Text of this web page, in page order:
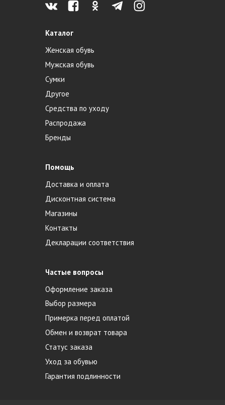
Каталог
Женская обувь
Мужская обувь
Сумки
Другое
Средства по уходу
Распродажа
Бренды
Помощь
Доставка и оплата
Дисконтная система
Магазины
Контакты
Декларации соответствия
Частые вопросы
Оформление заказа
Выбор размера
Примерка перед оплатой
Обмен и возврат товара
Статус заказа
Уход за обувью
Гарантия подлинности